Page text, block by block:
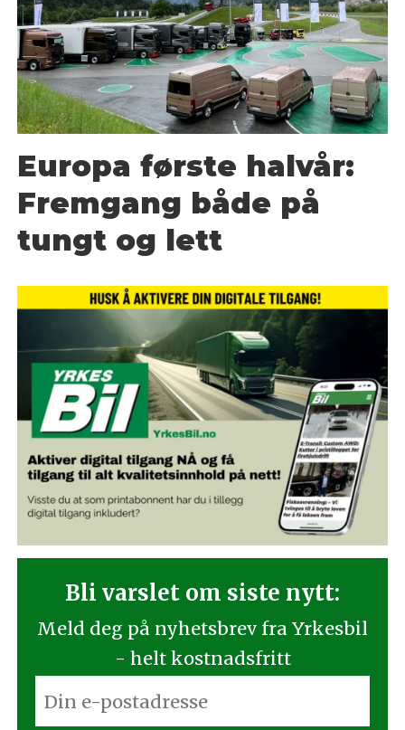
Europa første halvår:
Fremgang både på
tungt og lett
Bli varslet om siste nytt:
Meld deg på nyhetsbrev fra Yrkesbil
- helt kostnadsfritt